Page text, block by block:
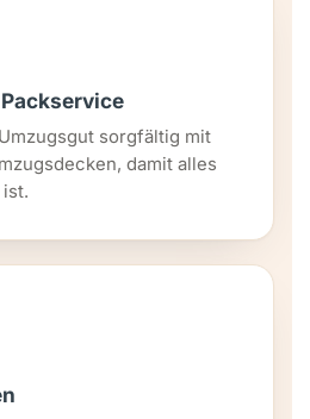
sorgfältig mit
damit alles